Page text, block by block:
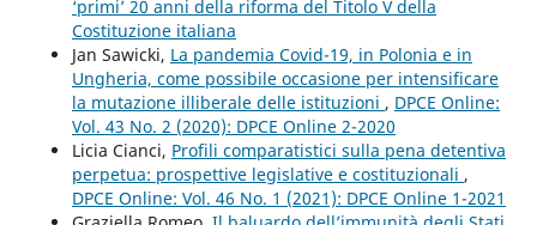
‘primi’ 20 anni della riforma del Titolo V della
Costituzione italiana
Jan Sawicki, La pandemia Covid-19, in Polonia e in
Ungheria, come possibile occasione per intensificare
la mutazione illiberale delle istituzioni , DPCE Online:
Vol. 43 No. 2 (2020): DPCE Online 2-2020
Licia Cianci, Profili comparatistici sulla pena detentiva
perpetua: prospettive legislative e costituzionali ,
DPCE Online: Vol. 46 No. 1 (2021): DPCE Online 1-2021